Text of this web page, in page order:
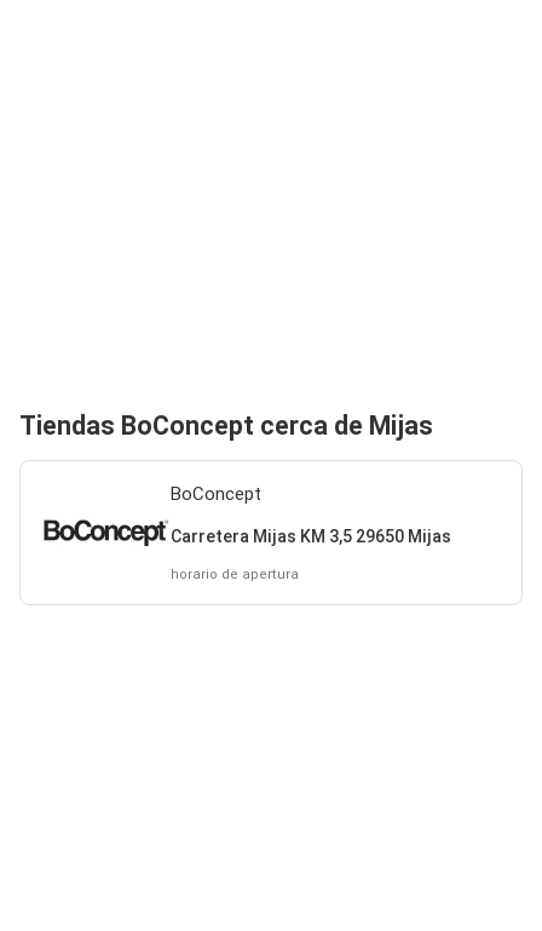
Tiendas BoConcept cerca de Mijas
BoConcept
Carretera Mijas KM 3,5 29650 Mijas
horario de apertura